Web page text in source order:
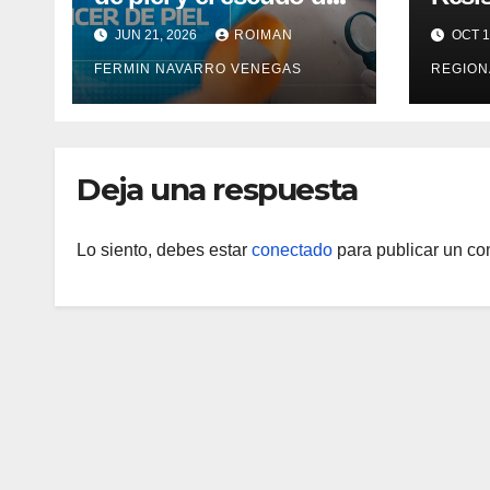
la prevención médica
JUN 21, 2026 ROIMAN
FERMIN NAVARRO VENEGAS
laOCT
Deja una respuesta
Lo siento, debes estar conectado para publicar un